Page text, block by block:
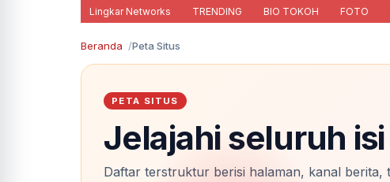
Lingkar Networks TRENDING BIO TOKOH FOTO
Beranda Peta Situs
PETA SITUS
Jelajahi seluruh
Daftar terstruktur berisi halaman, kanal